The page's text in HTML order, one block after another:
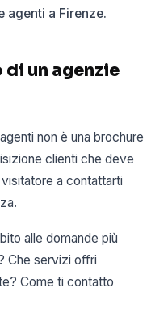
agenti a Firenze.
un agenzie
non è una brochure
clienti che deve
a contattarti
alle domande più
Che servizi offri
Come ti contatto